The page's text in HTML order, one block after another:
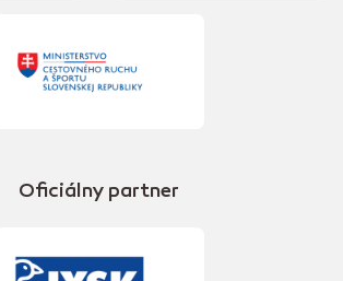
Oficiálny partner